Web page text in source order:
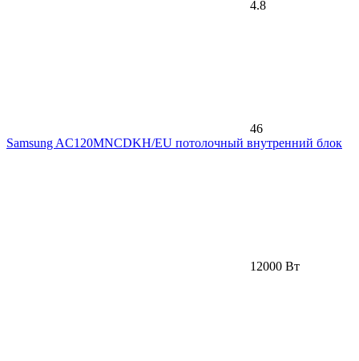
4.8
46
Samsung AC120MNCDKH/EU потолочный внутренний блок
12000 Вт